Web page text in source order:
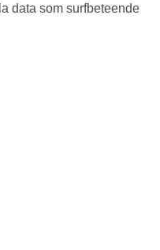
data som surfbeteende